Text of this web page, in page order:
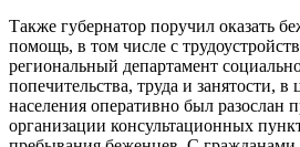
Также губернатор поручил оказать
помощь, в том числе с
региональный департамент
попечительства, труда и занятости, в
населения оперативно был разослан
организации консультационных